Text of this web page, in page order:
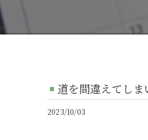
道を間違えてしま
2023/10/03